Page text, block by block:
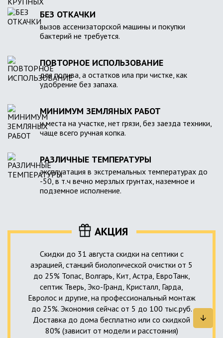
БЕЗ ОТКАЧКИ
вызов ассенизаторской машины и покупки
бактерий не требуется.
ПОВТОРНОЕ ИСПОЛЬЗОВАНИЕ
для полива, а остатков ила при чистке, как
удобрение без запаха.
МИНИМУМ ЗЕМЛЯНЫХ РАБОТ
и места на участке, нет грязи, без заезда техники,
чаще всего ручная копка.
РАЗЛИЧНЫЕ ТЕМПЕРАТУРЫ
эксплуатация в экстремальных температурах до
-50, в т.ч вечно мерзлых грунтах, наземное и
подземное исполнение.
АКЦИЯ
Скидки до 31 августа скидки на септики с
аэрацией, станций биологической очистки от 5
до 25% Топас, Волгарь, Кит, Астра, ЕвроТанк,
септик Тверь, Эко-Гранд, Кристалл, Гарда,
Евролос и другие, на профессиональный монтаж
до 25%. Экономия сейчас от 5 до 100 тыс.руб.
Доставка до дома бесплатно или со скидкой
80% (зависит от модели и расстояния)